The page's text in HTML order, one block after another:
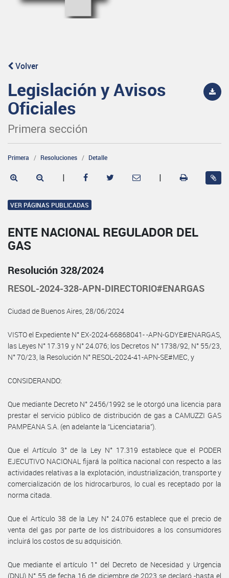
Volver
Legislación y Avisos
Oficiales
Primera sección
Primera Resoluciones Detalle
| |
VER PÁGINAS PUBLICADAS
ENTE NACIONAL REGULADOR DEL
GAS
Resolución 328/2024
RESOL-2024-328-APN-DIRECTORIO#ENARGAS
Ciudad de Buenos Aires, 28/06/2024
VISTO el Expediente N° EX-2024-66868041- -APN-GDYE#ENARGAS,
las Leyes N° 17.319 y N° 24.076; los Decretos N° 1738/92, N° 55/23,
N° 70/23, la Resolución N° RESOL-2024-41-APN-SE#MEC, y
CONSIDERANDO:
Que mediante Decreto N° 2456/1992 se le otorgó una licencia para
prestar el servicio público de distribución de gas a CAMUZZI GAS
PAMPEANA S.A. (en adelante la “Licenciataria”).
Que el Artículo 3° de la Ley N° 17.319 establece que el PODER
EJECUTIVO NACIONAL fijará la política nacional con respecto a las
actividades relativas a la explotación, industrialización, transporte y
comercialización de los hidrocarburos, lo cual es receptado por la
norma citada.
Que el Artículo 38 de la Ley N° 24.076 establece que el precio de
venta del gas por parte de los distribuidores a los consumidores
incluirá los costos de su adquisición.
Que mediante el artículo 1° del Decreto de Necesidad y Urgencia
(DNU) N° 55 de fecha 16 de diciembre de 2023 se declaró -hasta el